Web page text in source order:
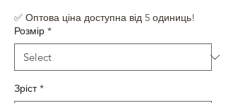
✅ Оптова ціна доступна від 5 одиниць!
Розмір *
Зріст *